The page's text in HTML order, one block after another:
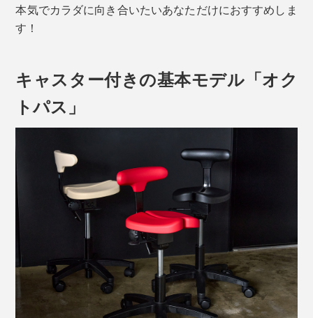
本気でカラダに向き合いたいあなただけにおすすめしま
す！
キャスター付きの基本モデル「オク
トパス」